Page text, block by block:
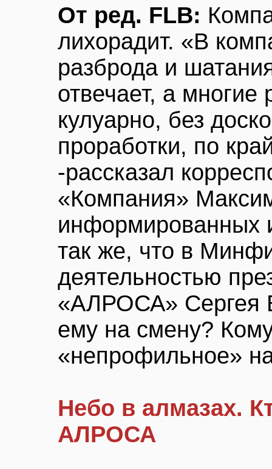
От ред. FLB:
лихорадит. «В
разброда и
отвечает, а
кулуарно, без
проработки, по
-рассказал
«Компания»
информированных
так же, что в
деятельностью
«АЛРОСА» Сергея
ему на смену?
«непрофильное»
Небо в алмазах.
АЛРОСА